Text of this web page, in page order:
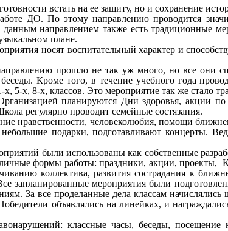
встать на ее защиту, но и сохранение
ДО. По этому направлению проводится
данным направлением также есть
плане.
носят воспитательный характер и
прошло не так уж много, но все они
Кроме того, в течение учебного года
5-х, 8-х, классов. Это мероприятие так же стало
планируются Дни здоровья, акции
регулярно проводит семейные состязания.
нравственности, человеколюбия, помощи
подарки, подготавливают концерты.
были использованы как собственные
формы работы: праздники, акции,
коллектива, развития сострадания к
запланированные мероприятия были
За все проделанные дела классам начислялись
объявлялись на линейках, и
классные часы, беседы, посещение